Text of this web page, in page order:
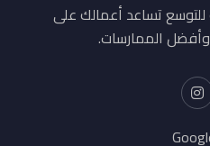
للتوسع تساعد أعمالك على
وأفضل الممارسات.